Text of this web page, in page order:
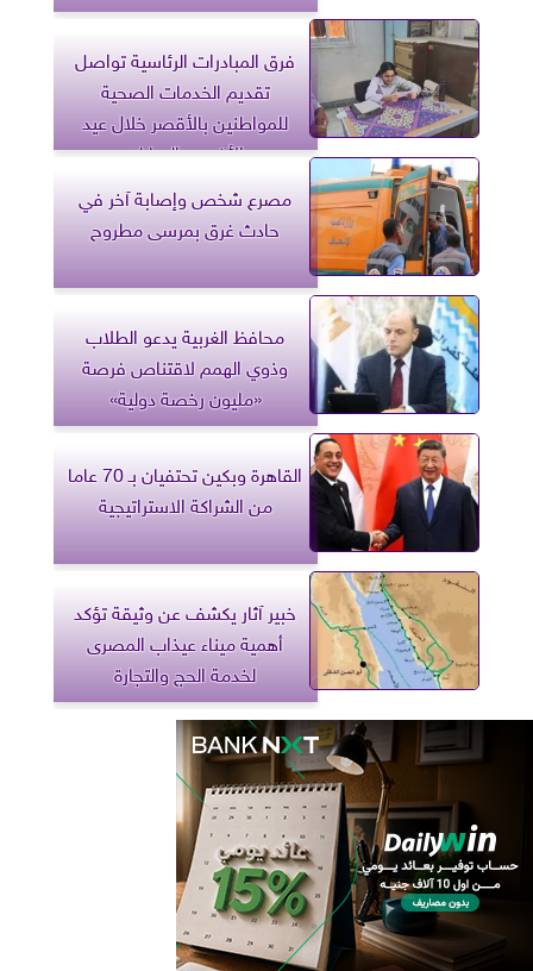
فرق المبادرات الرئاسية تواصل
تقديم الخدمات الصحية
للمواطنين بالأقصر خلال عيد
الأضحى المبارك
مصرع شخص وإصابة آخر في
حادث غرق بمرسى مطروح
محافظ الغربية يدعو الطلاب
وذوي الهمم لاقتناص فرصة
«مليون رخصة دولية»
القاهرة وبكين تحتفيان بـ 70 عاما
من الشراكة الاستراتيجية
خبير آثار يكشف عن وثيقة تؤكد
أهمية ميناء عيذاب المصرى
لخدمة الحج والتجارة